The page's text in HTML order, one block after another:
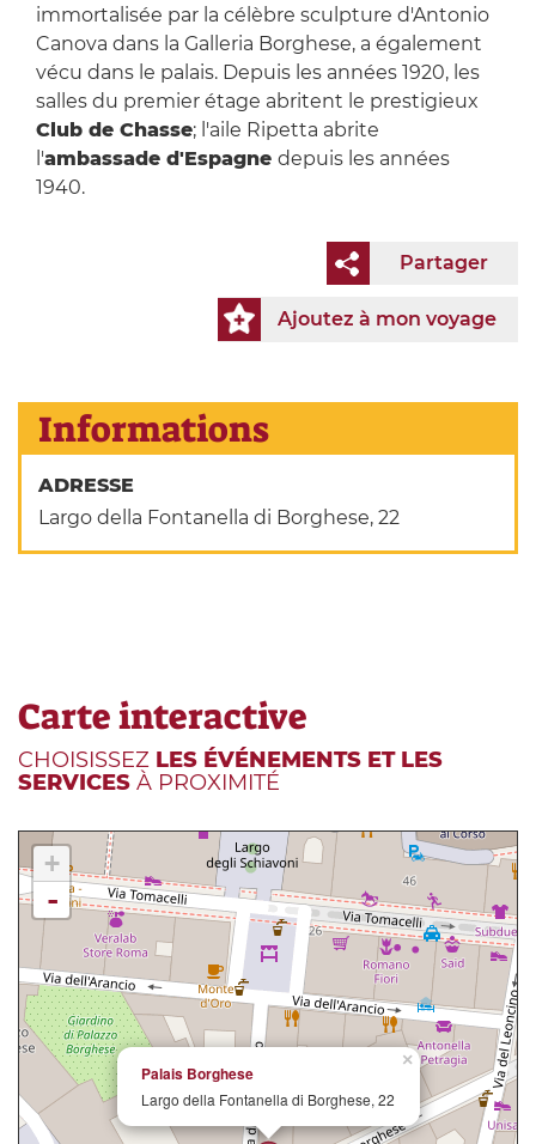
immortalisée par la célèbre sculpture d'Antonio
Canova dans la Galleria Borghese, a également
vécu dans le palais. Depuis les années 1920, les
salles du premier étage abritent le prestigieux
Club de Chasse; l'aile Ripetta abrite
l'ambassade d'Espagne depuis les années
1940.
Partager
Ajoutez à mon voyage
Informations
ADRESSE
Largo della Fontanella di Borghese, 22
Carte interactive
CHOISISSEZ LES ÉVÉNEMENTS ET LES
SERVICES À PROXIMITÉ
×
Palais Borghese
Largo della Fontanella di Borghese, 22
+
-